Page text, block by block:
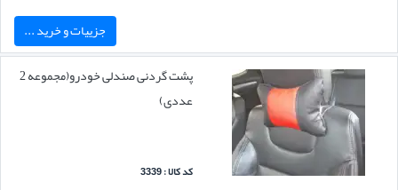
جزییات و خرید ...
پشت گردنی صندلی خودرو(مجموعه 2
عددی)
کد کالا : 3339